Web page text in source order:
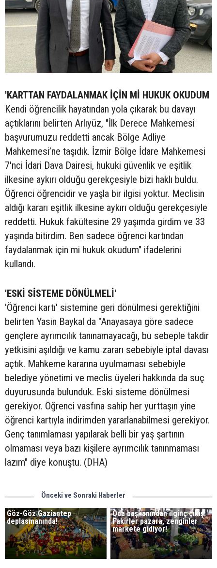
'KARTTAN FAYDALANMAK İÇİN Mİ HUKUK OKUDUM
Kendi öğrencilik hayatından yola çıkarak bu davayı
açtıklarını belirten Arlıyüz, "İlk Derece Mahkemesi
başvurumuzu reddetti ancak Bölge Adliye
Mahkemesi’ne taşıdık. İzmir Bölge İdare Mahkemesi
7'nci İdari Dava Dairesi, hukuki güvenlik ve eşitlik
ilkesine aykırı olduğu gerekçesiyle bizi haklı buldu.
Öğrenci öğrencidir ve yaşla bir ilgisi yoktur. Meclisin
aldığı kararı eşitlik ilkesine aykırı olduğu gerekçesiyle
reddetti. Hukuk fakültesine 29 yaşımda girdim ve 33
yaşında bitirdim. Ben sadece öğrenci kartından
faydalanmak için mi hukuk okudum" ifadelerini
kullandı.
'ESKİ SİSTEME DÖNÜLMELİ'
'Öğrenci kartı' sistemine geri dönülmesi gerektiğini
belirten Yasin Baykal da "Anayasaya göre sadece
gençlere ayrımcılık tanınamayacağı, bu sebeple takdir
yetkisini aşıldığı ve kamu zararı sebebiyle iptal davası
açtık. Mahkeme kararına uyulmaması sebebiyle
belediye yönetimi ve meclis üyeleri hakkında da suç
duyurusunda bulunduk. Eski sisteme dönülmesi
gerekiyor. Öğrenci vasfına sahip her yurttaşın yine
öğrenci kartıyla indirimden yararlanabilmesi gerekiyor.
Genç tanımlaması yapılarak belli bir yaş şartının
olmaması veya bazı kişilere ayrımcılık tanınmaması
lazım" diye konuştu. (DHA)
Önceki ve Sonraki Haberler
Göz-Göz Gaziantep
deplasmanında!
Oda başkanından ilginç çıkış:
Fakirler pazara, zenginler
markete gidiyor!